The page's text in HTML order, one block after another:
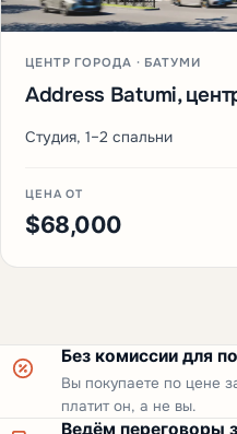
ЦЕНТР ГОРОДА · БАТУМИ
Address Batumi,
Студия, 1–2 спальни
ЦЕНА ОТ
$68,000
Без комиссии для
Вы покупаете по цене
платит он, а не вы.
Ведём переговоры